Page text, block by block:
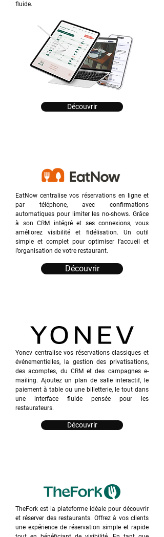
fluide.
Découvrir
EatNow centralise vos réservations en ligne et
par téléphone, avec confirmations
automatiques pour limiter les no-shows. Grâce
à son CRM intégré et ses connexions, vous
améliorez visibilité et fidélisation. Un outil
simple et complet pour optimiser l’accueil et
l’organisation de votre restaurant.
Découvrir
Yonev centralise vos réservations classiques et
événementielles, la gestion des privatisations,
des acomptes, du CRM et des campagnes e-
mailing. Ajoutez un plan de salle interactif, le
paiement à table ou une billetterie, le tout dans
une interface fluide pensée pour les
restaurateurs.
Découvrir
TheFork est la plateforme idéale pour découvrir
et réserver des restaurants. Offrez à vos clients
une expérience de réservation simple et rapide